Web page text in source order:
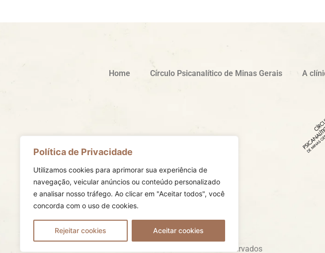
Política de Privacidade
Utilizamos cookies para aprimorar sua experiência de
navegação, veicular anúncios ou conteúdo personalizado
e analisar nosso tráfego. Ao clicar em "Aceitar todos", você
concorda com o uso de cookies.
Rejeitar cookies Aceitar cookies
Home Círculo Psicanalítico de Minas Gerais A
Formas de contato
Rua Maranhão 734 – 3º andar Santa Efigênia,
Belo Horizonte MG
cpmg@cpmg.com.br
(31) 3223-6115
(31)99774-1230
© Círculo Psicanalítico de Minas Gerais direitos reservados